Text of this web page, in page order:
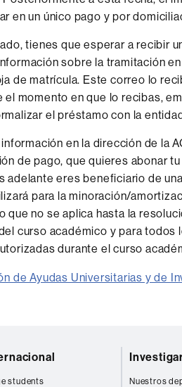
en un único pago y por
tienes que esperar a recibir
sobre la tramitación
de matrícula. Este correo lo
el momento en que lo recibas,
el préstamo con la
en la dirección de la
de pago, que quieres abonar
adelante eres beneficiario de
para la minoración/
que no se aplica hasta la
curso académico y para todos
durante el curso
de Ayudas Universitarias y de
students Nuestros